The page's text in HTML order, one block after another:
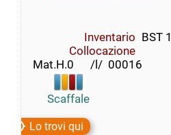
Inventario BST
Collocazione
Mat.H.0      /l/  00016
Scaffale
Lo trovi qui